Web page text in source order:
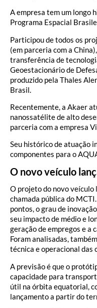
A empresa tem um longo
Programa Espacial
Participou de todos os
(em parceria com a
transferência de
Geoestacionário de
produzido pela Thales
Brasil.
Recentemente, a Akaer
nanossatélite de alto
parceria com a empresa
Seu histórico de atuação
componentes para o
O novo veículo
O projeto do novo veículo
chamada pública do
pontos, o grau de
seu impacto de médio e
geração de empregos e a
Foram analisadas,
técnica e operacional das
A previsão é que o
capacidade para
útil na órbita equatorial,
lançamento a partir do